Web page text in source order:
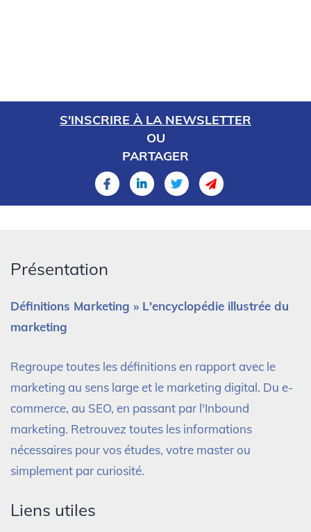
S'INSCRIRE À LA NEWSLETTER
OU
PARTAGER
Présentation
Définitions Marketing » L'encyclopédie illustrée du
marketing
Regroupe toutes les définitions en rapport avec le
marketing au sens large et le marketing digital. Du e-
commerce, au SEO, en passant par l'Inbound
marketing. Retrouvez toutes les informations
nécessaires pour vos études, votre master ou
simplement par curiosité.
Liens utiles